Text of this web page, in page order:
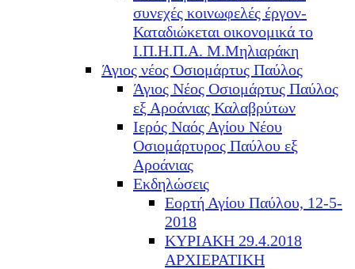
συνεχές κοινωφελές έργον-
Καταδιώκεται οικονομικά το
Ι.Π.Η.Π.Α. Μ.Μηλιαράκη
Άγιος νέος Οσιομάρτυς Παύλος
Άγιος Νέος Οσιομάρτυς Παύλος
εξ Αροάνιας Καλαβρύτων
Ιερός Ναός Αγίου Νέου
Οσιομάρτυρος Παύλου εξ
Αροάνιας
Εκδηλώσεις
Εορτή Αγίου Παύλου, 12-5-
2018
ΚΥΡΙΑΚΗ 29.4.2018
ΑΡΧΙΕΡΑΤΙΚΗ